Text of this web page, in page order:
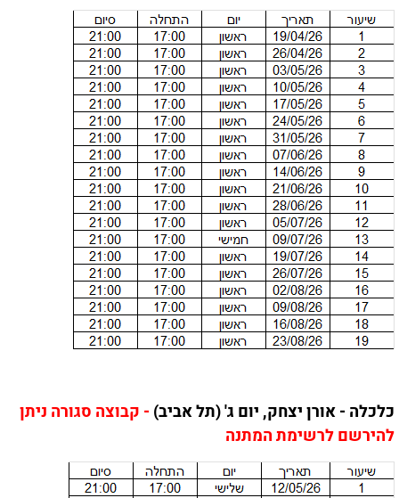
כלכלה - אורן יצחק, יום ג' (תל אביב)- קבוצה סגורה ניתן
להירשם לרשימת המתנה